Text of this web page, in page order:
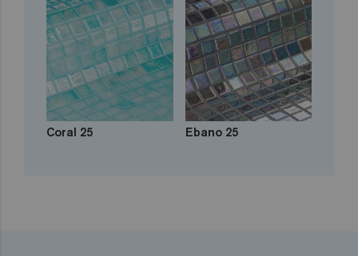
Coral 25 Ebano 25